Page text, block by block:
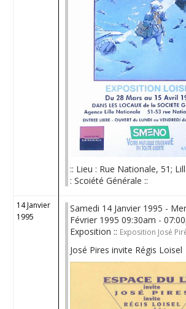
:: Lieu : Rue Nationale, 51;
: Scoiété Générale ::
14 Janvier
1995
Samedi 14 Janvier 1995 -
Février 1995 09:30am -
Exposition :: Exposition José
José Pires invite Régis Loisel